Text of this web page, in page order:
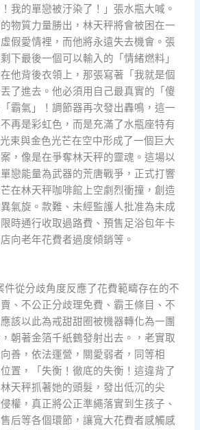
我的單戀被汙染了！」張水瓶大喊。
物質力量勝出，林天秤將會被困在一
假愛情裡，而他將永遠失去機會。張
下最後一個可以輸入的「情緒燃料」
他背後衣領上，那張寫著「我就是個
了進去。他必須用自己最真實的「傻
霸氣」！調節器再次發出轟鳴，這一
再是彩虹色，而是充滿了水瓶座特有
束與金色光芒在空中形成了一個巨大
，像是在爭奪林天秤的靈魂。這場以
戀能量為武器的荒唐戰爭，正式打響
在林天秤咖啡館上空劇烈衝撞，創造
氣旋。款難、未經監護人批准為未成
時通行收取過路費、預售足浴包年卡
向老年花費者過度傾銷等。
從分歧角度反應了花費範疇存在的不
、不公正分歧理免費、霸王條目、不
該以此為戒甜甜圈被機器轉化為一團
朝著金箔千紙鶴發射出去。，老實取
善，依法運營，關愛弱者，同等相
置，「失衡！徹底的失衡！這違背了
天秤抓著她的頭髮，發出低沉的尖
權，真正將公正準繩落實到生孩子、
后等各個環節，讓寬大花費者感觸感